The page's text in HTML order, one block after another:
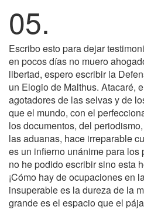
05.
Escribo esto para dejar
en pocos días no muero
libertad, espero escribir la
un Elogio de Malthus. Atacaré,
agotadores de las selvas y de
que el mundo, con el
los documen­tos, del
las aduanas, hace irreparable
es un infierno unánime para
no he podido escribir sino esta
¡Cómo hay de ocupaciones en
insuperable es la dureza de la
grande es el espa­cio que el